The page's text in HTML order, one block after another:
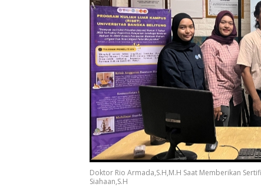
Doktor Rio Armada,S.H,M.H Saat Memberikan
Siahaan,S.H